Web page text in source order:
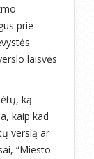
prie
laisvės
ką
kaip kad
verslą ar
“Miesto